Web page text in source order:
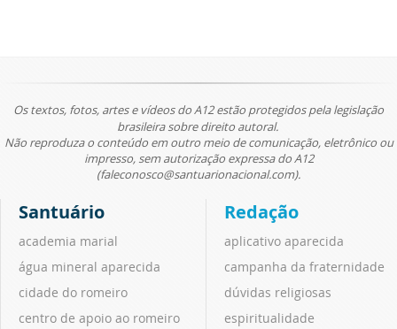
Os textos, fotos, artes e vídeos do A12 estão protegidos pela legislação
brasileira sobre direito autoral.
Não reproduza o conteúdo em outro meio de comunicação, eletrônico ou
impresso, sem autorização expressa do A12
(faleconosco@santuarionacional.com).
Santuário
academia marial
água mineral aparecida
cidade do romeiro
centro de apoio ao romeiro
Redação
aplicativo aparecida
campanha da fraternidade
dúvidas religiosas
espiritualidade